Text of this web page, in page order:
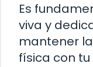
Es
viva y
mantener
física con